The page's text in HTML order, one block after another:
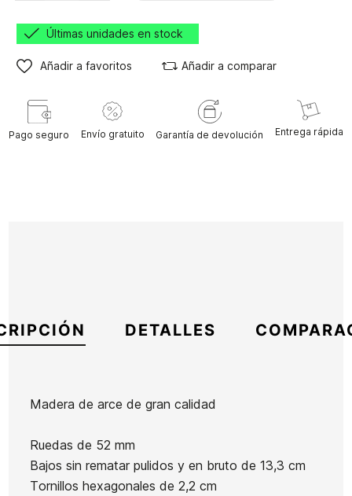
Últimas unidades en stock
Añadir a favoritos Añadir a comparar
Pago seguro Envío gratuito Garantía de devolución Entrega rápida
DETALLES
Madera de arce de gran calidad
Ruedas de 52 mm
Bajos sin rematar pulidos y en bruto de 13,3 cm
Tornillos hexagonales de 2,2 cm
Marca Element
ReferenciaEL-SKSKX41138
En stock 1 Artículo